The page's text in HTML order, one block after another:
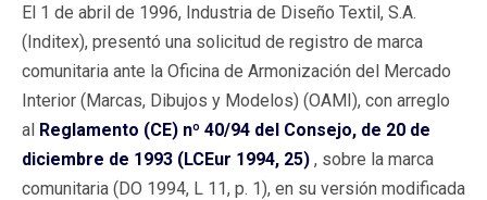
El 1 de abril de 1996, Industria de Diseño Textil, S.A.
(Inditex), presentó una solicitud de registro de marca
comunitaria ante la Oficina de Armonización del Mercado
Interior (Marcas, Dibujos y Modelos) (OAMI), con arreglo
al Reglamento (CE) nº 40/94 del Consejo, de 20 de
diciembre de 1993 (LCEur 1994, 25) , sobre la marca
comunitaria (DO 1994, L 11, p. 1), en su versión modificada